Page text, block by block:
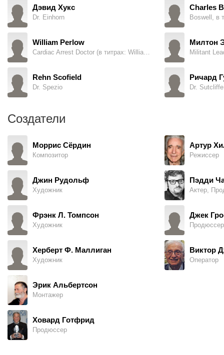
Дэвид Хукс
Dr. Einhorn
William Perlow
Cardiac Arrest Doctor (в титрах: William Perlow M.D.)
Rehn Scofield
Dr. Spezio
Charles
Boswell, в
Милтон
Militant
Ричард
Dr.
Создатели
Моррис Сёрдин
Композитор
Джин Рудольф
Художник
Фрэнк Л. Томпсон
Художник
Херберт Ф. Маллиган
Художник
Эрик Альбертсон
Монтажер
Ховард Готфрид
Продюссер
Артур
Режиссер
Пэдди
Актер,
Джек
Продюссер
Виктор
Оператор